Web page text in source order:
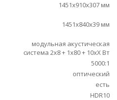
1451x910x307 мм
1451x840x39 мм
модульная акустическая
система 2х8 + 1х80 + 10хХ Вт
5000:1
оптический
есть
HDR10